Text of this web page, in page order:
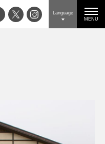
Language
MENU